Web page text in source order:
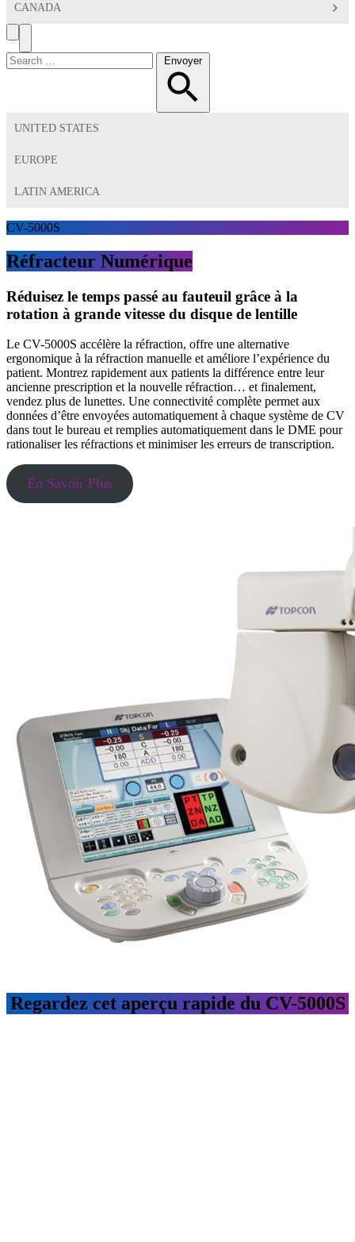
CANADA
Search
Toggle
Menu
Chercher: Envoyer
UNITED STATES
EUROPE
LATIN AMERICA
CV-5000S
Réfracteur Numérique
Réduisez le temps passé au fauteuil grâce à la
rotation à grande vitesse du disque de lentille
Le CV-5000S accélère la réfraction, offre une alternative
ergonomique à la réfraction manuelle et améliore l’expérience du
patient. Montrez rapidement aux patients la différence entre leur
ancienne prescription et la nouvelle réfraction… et finalement,
vendez plus de lunettes. Une connectivité complète permet aux
données d’être envoyées automatiquement à chaque système de CV
dans tout le bureau et remplies automatiquement dans le DME pour
rationaliser les réfractions et minimiser les erreurs de transcription.
En Savoir Plus
Regardez cet aperçu rapide du CV-5000S